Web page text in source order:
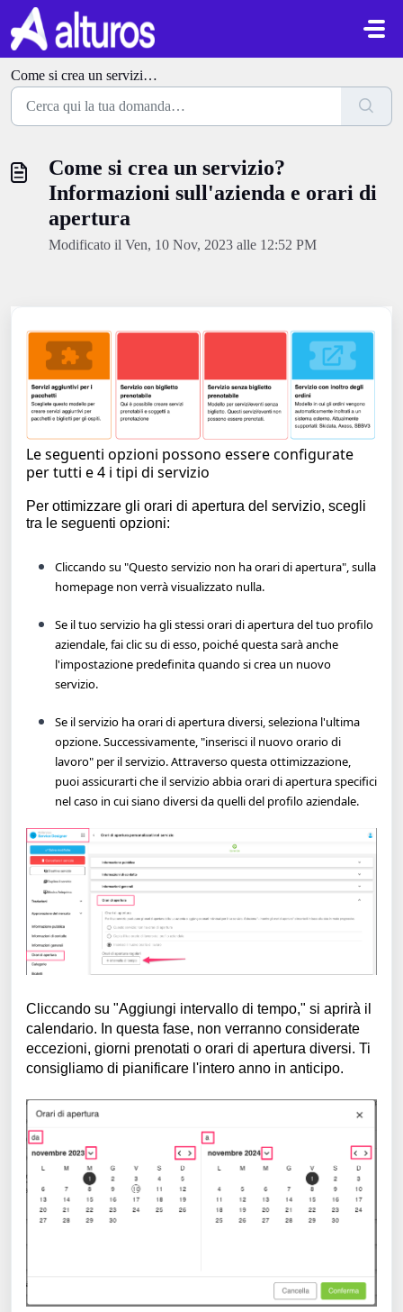
Salta al contenuto principale
Come si crea un servizio? Informazioni sull'azienda e orari di apertura
Come si crea un servizio?
Informazioni sull'azienda e orari di
apertura
Modificato il Ven, 10 Nov, 2023 alle 12:52 PM
Le seguenti opzioni possono essere configurate
per tutti e 4 i tipi di servizio
Per ottimizzare gli orari di apertura del servizio, scegli
tra le seguenti opzioni:
Cliccando su "Questo servizio non ha orari di apertura", sulla
homepage non verrà visualizzato nulla.
Se il tuo servizio ha gli stessi orari di apertura del tuo profilo
aziendale, fai clic su di esso, poiché questa sarà anche
l'impostazione predefinita quando si crea un nuovo
servizio.
Se il servizio ha orari di apertura diversi, seleziona l'ultima
opzione. Successivamente, "inserisci il nuovo orario di
lavoro" per il servizio. Attraverso questa ottimizzazione,
puoi assicurarti che il servizio abbia orari di apertura specifici
nel caso in cui siano diversi da quelli del profilo aziendale.
Cliccando su "Aggiungi intervallo di tempo," si aprirà il
calendario. In questa fase, non verranno considerate
eccezioni, giorni prenotati o orari di apertura diversi. Ti
consigliamo di pianificare l'intero anno in anticipo.